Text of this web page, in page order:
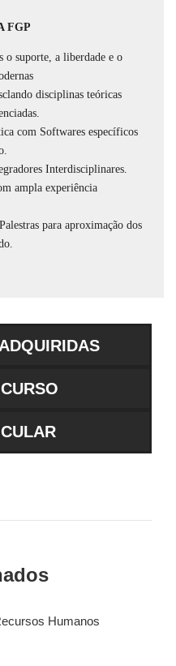
FGP
o suporte, a liberdade e o
disciplinas teóricas
com Softwares específicos
Interdisciplinares.
ampla experiência
para aproximação dos
Humanos